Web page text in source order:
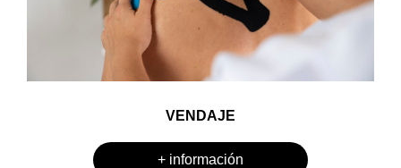
VENDAJE
+ información